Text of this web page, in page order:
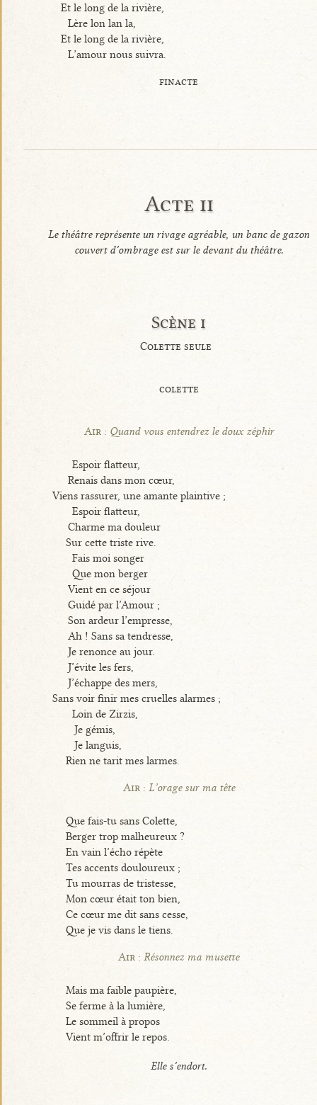
Et le long de la rivière,
Lère lon lan la,
Et le long de la rivière,
L’amour nous suivra.
finacte
Acte ii
Le théâtre représente un rivage agréable, un banc de gazon
couvert d’ombrage est sur le devant du théâtre.
Scène i
Colette seule
colette
Air : Quand vous entendrez le doux zéphir
Espoir flatteur,
Renais dans mon cœur,
Viens rassurer, une amante plaintive ;
Espoir flatteur,
Charme ma douleur
Sur cette triste rive.
Fais moi songer
Que mon berger
Vient en ce séjour
Guidé par l’Amour ;
Son ardeur l’empresse,
Ah ! Sans sa tendresse,
Je renonce au jour.
J’évite les fers,
J’échappe des mers,
Sans voir finir mes cruelles alarmes ;
Loin de Zirzis,
Je gémis,
Je languis,
Rien ne tarit mes larmes.
Air : L’orage sur ma tête
Que fais-tu sans Colette,
Berger trop malheureux ?
En vain l’écho répète
Tes accents douloureux ;
Tu mourras de tristesse,
Mon cœur était ton bien,
Ce cœur me dit sans cesse,
Que je vis dans le tiens.
Air :Résonnez ma musette
Mais ma faible paupière,
Se ferme à la lumière,
Le sommeil à propos
Vient m’offrir le repos.
Elle s’endort.